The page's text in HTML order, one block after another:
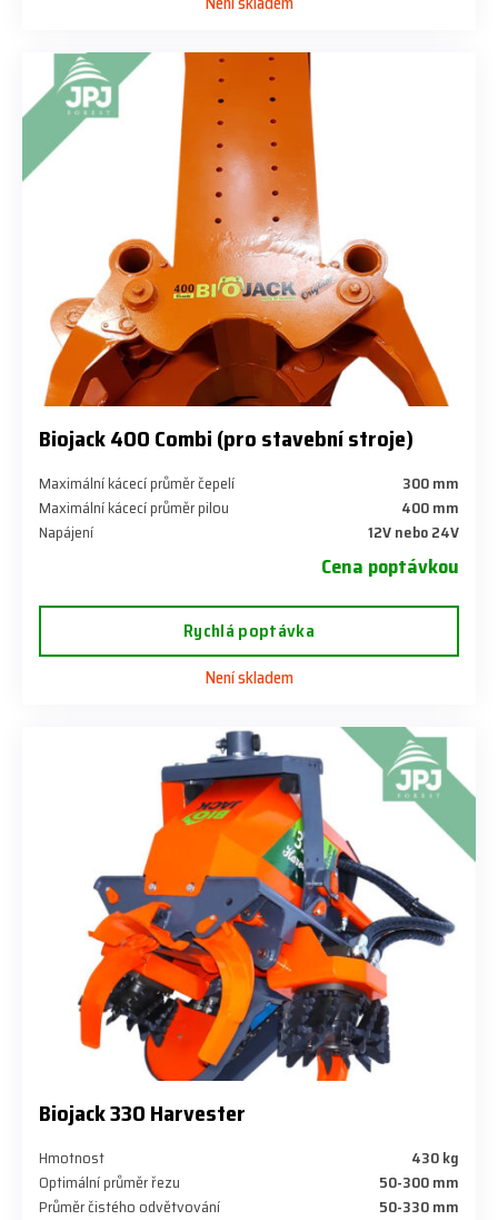
Biojack 400 Combi (pro stavební stroje)
Maximální kácecí průměr čepelí
300 mm
Maximální kácecí průměr pilou
400 mm
Napájení
12V nebo 24V
Cena poptávkou
Rychlá poptávka
Není skladem
Biojack 330 Harvester
Hmotnost
430 kg
Optimální průměr řezu
50-300 mm
Průměr čistého odvětvování
50-330 mm